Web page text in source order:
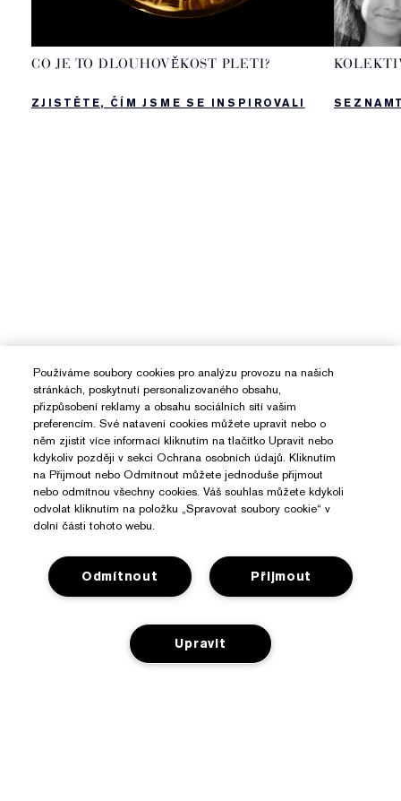
CO JE TO DLOUHOVĚKOST PLETI?
ZJISTĚTE, ČÍM JSME SE INSPIROVALI
Potřebujete Pomoc?
Používáme soubory cookies pro analýzu provozu na našich
stránkách, poskytnutí personalizovaného obsahu,
přizpůsobení reklamy a obsahu sociálních sítí vašim
preferencím. Své natavení cookies můžete upravit nebo o
něm zjistit více informací kliknutím na tlačítko Upravit nebo
kdykoliv později v sekci Ochrana osobních údajů. Kliknutím
na Přijmout nebo Odmítnout můžete jednoduše přijmout
nebo odmítnou všechny cookies. Váš souhlas můžete kdykoli
odvolat kliknutím na položku „Spravovat soubory cookie“ v
dolní části tohoto webu.
Přijmout
Odmítnout
Upravit